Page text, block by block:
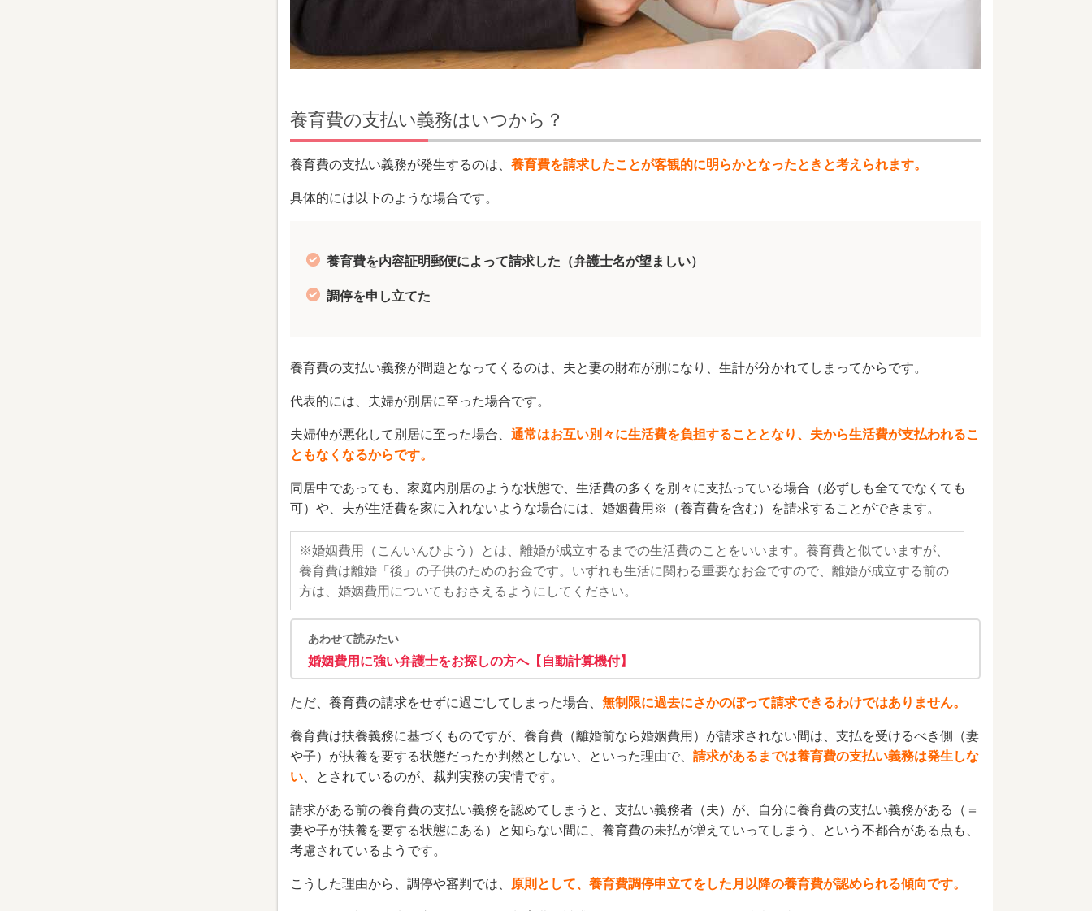
養育費の支払い義務はいつから？
養育費の支払い義務が発生するのは、 養育費を請求したことが客観的に明らかとなったときと考えられます。
具体的には以下のような場合です。
養育費を内容証明郵便によって請求した（弁護士名が望ましい）
調停を申し立てた
養育費の支払い義務が問題となってくるのは、夫と妻の財布が別になり、生計が分かれてしまってからです。
代表的には、夫婦が別居に至った場合です。
夫婦仲が悪化して別居に至った場合、 通常はお互い別々に生活費を負担することとなり、夫から生活費が支払われるこ
ともなくなるからです。
同居中であっても、家庭内別居のような状態で、生活費の多くを別々に支払っている場合（必ずしも全てでなくても
可）や、夫が生活費を家に入れないような場合には、婚姻費用※（養育費を含む）を請求することができます。
※婚姻費用（こんいんひよう）とは、離婚が成立するまでの生活費のことをいいます。養育費と似ていますが、
養育費は離婚「後」の子供のためのお金です。いずれも生活に関わる重要なお金ですので、離婚が成立する前の
方は、婚姻費用についてもおさえるようにしてください。
あわせて読みたい
婚姻費用に強い弁護士をお探しの方へ【自動計算機付】
ただ、養育費の請求をせずに過ごしてしまった場合、 無制限に過去にさかのぼって請求できるわけではありません。
養育費は扶養義務に基づくものですが、養育費（離婚前なら婚姻費用）が請求されない間は、支払を受けるべき側（妻
や子）が扶養を要する状態だったか判然としない、といった理由で、 請求があるまでは養育費の支払い義務は発生しな
い 、とされているのが、裁判実務の実情です。
請求がある前の養育費の支払い義務を認めてしまうと、支払い義務者（夫）が、自分に養育費の支払い義務がある（＝
妻や子が扶養を要する状態にある）と知らない間に、養育費の未払が増えていってしまう、という不都合がある点も、
考慮されているようです。
こうした理由から、調停や審判では、 原則として、養育費調停申立てをした月以降の養育費が認められる傾向です。